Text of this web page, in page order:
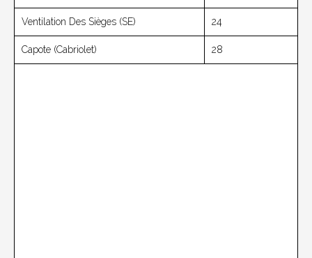
Ventilation Des Sièges (SE) 24
Capote (Cabriolet) 28